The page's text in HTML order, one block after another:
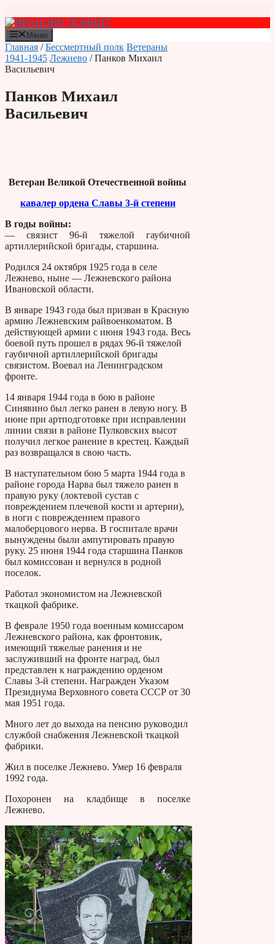
к
содержимому
Меню
Главная /Бессмертный полк Ветераны
1941-1945 Лежнево / Панков Михаил
Васильевич
Панков Михаил
Васильевич
Ветеран Великой Отечественной войны
кавалер ордена Славы 3-й степени
В годы войны:
— связист 96-й тяжелой гаубичной
артиллерийской бригады, старшина.
Родился 24 октября 1925 года в селе
Лежнево, ныне — Лежневского района
Ивановской области.
В январе 1943 года был призван в Красную
армию Лежневским райвоенкоматом. В
действующей армии с июня 1943 года. Весь
боевой путь прошел в рядах 96-й тяжелой
гаубичной артиллерийской бригады
связистом. Воевал на Ленинградском
фронте.
14 января 1944 года в бою в районе
Синявино был легко ранен в левую ногу. В
июне при артподготовке при исправлении
линии связи в районе Пулковских высот
получил легкое ранение в крестец. Каждый
раз возвращался в свою часть.
В наступательном бою 5 марта 1944 года в
районе города Нарва был тяжело ранен в
правую руку (локтевой сустав с
повреждением плечевой кости и артерии),
в ноги с повреждением правого
малоберцового нерва. В госпитале врачи
вынуждены были ампутировать правую
руку. 25 июня 1944 года старшина Панков
был комиссован и вернулся в родной
поселок.
Работал экономистом на Лежневской
ткацкой фабрике.
В феврале 1950 года военным комиссаром
Лежневского района, как фронтовик,
имеющий тяжелые ранения и не
заслуживший на фронте наград, был
представлен к награждению орденом
Славы 3-й степени. Награжден Указом
Президиума Верховного совета СССР от 30
мая 1951 года.
Много лет до выхода на пенсию руководил
службой снабжения Лежневской ткацкой
фабрики.
Жил в поселке Лежнево. Умер 16 февраля
1992 года.
Похоронен на кладбище в поселке
Лежнево.